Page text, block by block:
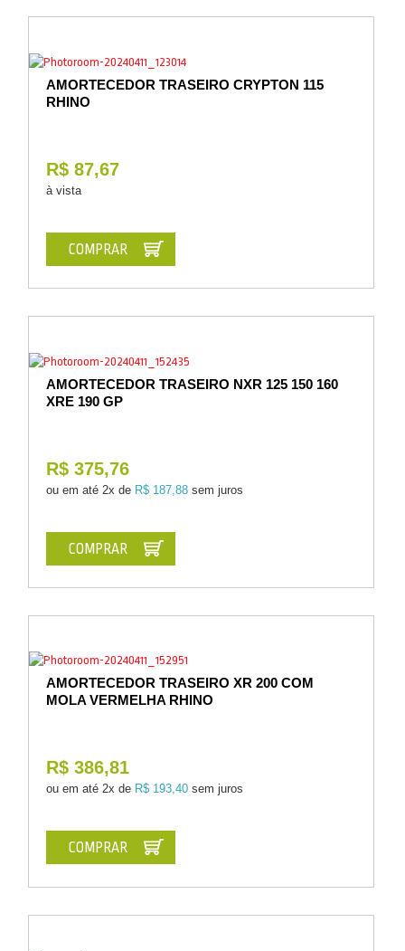
AMORTECEDOR TRASEIRO CRYPTON 115
RHINO
R$ 87,67
à vista
COMPRAR
AMORTECEDOR TRASEIRO NXR 125 150 160
XRE 190 GP
R$ 375,76
ou em até 2x de R$ 187,88 sem juros
COMPRAR
AMORTECEDOR TRASEIRO XR 200 COM
MOLA VERMELHA RHINO
R$ 386,81
ou em até 2x de R$ 193,40 sem juros
COMPRAR